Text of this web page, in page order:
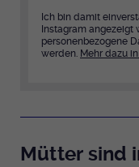
Ich bin damit
Instagram angezeigt
personenbezogene
werden. Mehr dazu
Mütter sind